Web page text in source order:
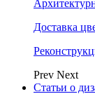
Доставка
Prev Next
Статьи о